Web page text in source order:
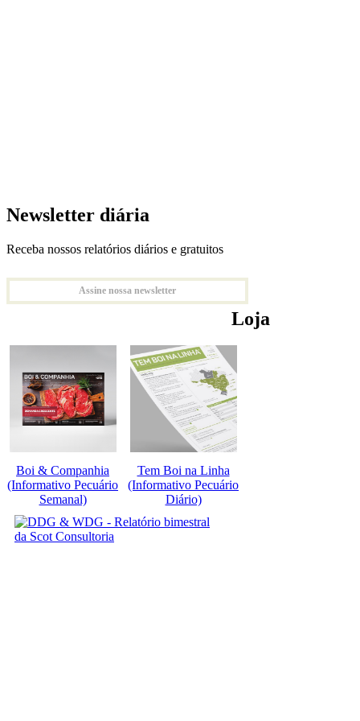
Newsletter diária
Receba nossos relatórios diários e gratuitos
Assine nossa newsletter
Loja
Boi & Companhia
(Informativo Pecuário
Semanal)
Tem Boi na Linha
(Informativo Pecuário
Diário)